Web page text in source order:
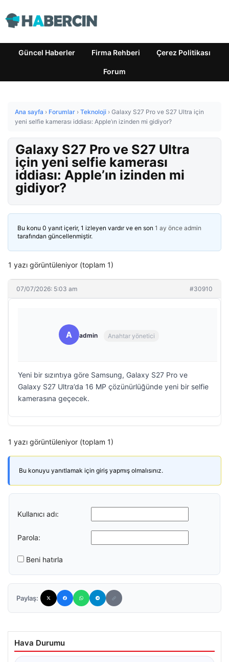
Güncel Haberler Firma Rehberi Çerez Politikası
Forum
Ana sayfa › Forumlar › Teknoloji › Galaxy S27 Pro ve S27 Ultra için
yeni selfie kamerası iddiası: Apple’ın izinden mi gidiyor?
Galaxy S27 Pro ve S27 Ultra
için yeni selfie kamerası
iddiası: Apple’ın izinden mi
gidiyor?
Bu konu 0 yanıt içerir, 1 izleyen vardır ve en son 1 ay önce admin
tarafından güncellenmiştir.
1 yazı görüntüleniyor (toplam 1)
07/07/2026: 5:03 am #30910
A admin Anahtar yönetici
Yeni bir sızıntıya göre Samsung, Galaxy S27 Pro ve
Galaxy S27 Ultra’da 16 MP çözünürlüğünde yeni bir selfie
kamerasına geçecek.
1 yazı görüntüleniyor (toplam 1)
Bu konuyu yanıtlamak için giriş yapmış olmalısınız.
Kullanıcı adı:
Parola:
Beni hatırla
Paylaş:
Hava Durumu